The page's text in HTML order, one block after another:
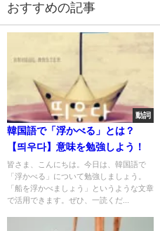
おすすめの記事
動詞
韓国語で「浮かべる」とは？
【띄우다】意味を勉強しよう！
皆さま、こんにちは。今日は、韓国語で
「浮かべる」について勉強しましょう。
「船を浮かべましょう」というような文章
で活用できます。ぜひ、一読くだ...